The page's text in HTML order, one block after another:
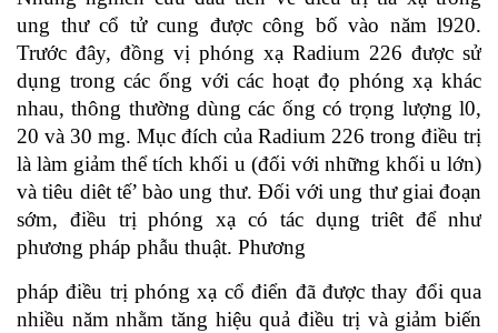
ung thư cổ tử cung được công bố vào năm l920.
Trước đây, đồng vị phóng xạ Radium 226 được sử
dụng trong các ống với các hoạt đọ phóng xạ khác
nhau, thông thường dùng các ống có trọng lượng l0,
20 và 30 mg. Mục đích của Radium 226 trong điều trị
là làm giảm thể tích khối u (đối với những khối u lớn)
và tiêu diêt tế’ bào ung thư. Đối với ung thư giai đoạn
sớm, điều trị phóng xạ có tác dụng triêt để như
phương pháp phẫu thuật. Phương
pháp điều trị phóng xạ cổ điển đã được thay đổi qua
nhiều năm nhằm tăng hiệu quả điều trị và giảm biến